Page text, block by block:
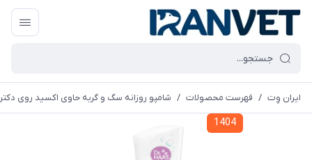
ایران وِت / فهرست محصولات / شامپو روزانه سگ و گربه حاوی اکسید روی دکتر هاس -
1404